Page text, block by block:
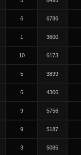
6 6786
1 3600
10 6173
5 3899
6 4306
9 5756
9 5187
3 5085